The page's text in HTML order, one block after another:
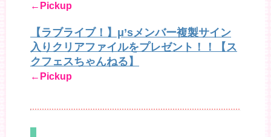
←Pickup
【ラブライブ！】μ’sメンバー複製サイン
入りクリアファイルをプレゼント！！【ス
クフェスちゃんねる】
←Pickup